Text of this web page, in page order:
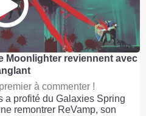
Moonlighter reviennent avec
à commenter !
a profité du Galaxies Spring
remontrer ReVamp, son